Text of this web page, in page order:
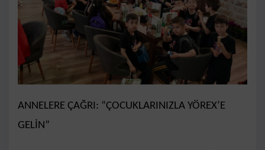
ANNELERE ÇAĞRI: “ÇOCUKLARINIZLA YÖREX’E
GELİN”